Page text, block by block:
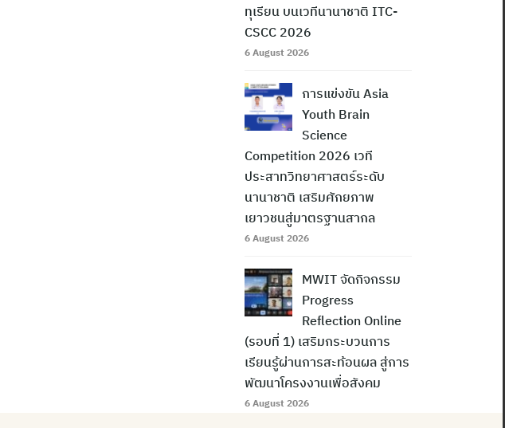
ทุเรียน บนเวทีนานาชาติ ITC-
CSCC 2026
6 August 2026
การแข่งขัน Asia
Youth Brain
Science
Competition 2026 เวที
ประสาทวิทยาศาสตร์ระดับ
นานาชาติ เสริมศักยภาพ
เยาวชนสู่มาตรฐานสากล
6 August 2026
MWIT จัดกิจกรรม
Progress
Reflection Online
(รอบที่ 1) เสริมกระบวนการ
เรียนรู้ผ่านการสะท้อนผล สู่การ
พัฒนาโครงงานเพื่อสังคม
6 August 2026